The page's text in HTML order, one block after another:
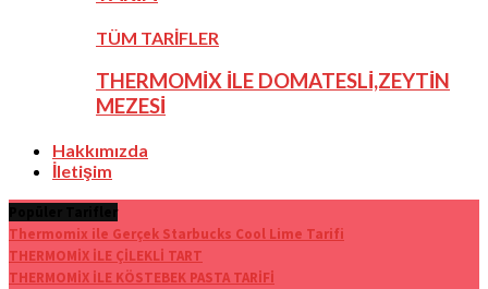
TÜM TARİFLER
THERMOMİX İLE DOMATESLİ,ZEYTİN
MEZESİ
Hakkımızda
İletişim
Thermomix ile Gerçek Starbucks Cool Lime Tarifi
THERMOMİX İLE ÇİLEKLİ TART
THERMOMİX İLE KÖSTEBEK PASTA TARİFİ